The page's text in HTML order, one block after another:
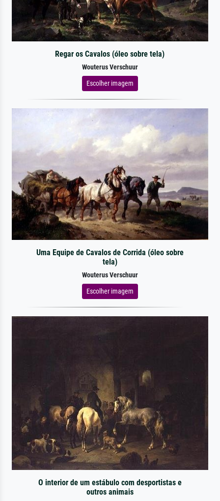
Regar os Cavalos (óleo sobre tela)
Wouterus Verschuur
Escolher imagem
Uma Equipe de Cavalos de Corrida (óleo sobre
tela)
Wouterus Verschuur
Escolher imagem
O interior de um estábulo com desportistas e
outros animais